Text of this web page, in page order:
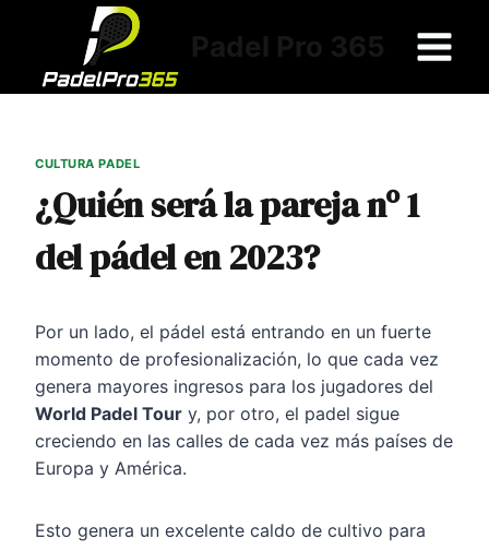
contenido
CULTURA PADEL
¿Quién será la pareja nº 1
del pádel en 2023?
Por un lado, el pádel está entrando en un fuerte
momento de profesionalización, lo que cada vez
genera mayores ingresos para los jugadores del
World Padel Tour y, por otro, el padel sigue
creciendo en las calles de cada vez más países de
Europa y América.
Esto genera un excelente caldo de cultivo para